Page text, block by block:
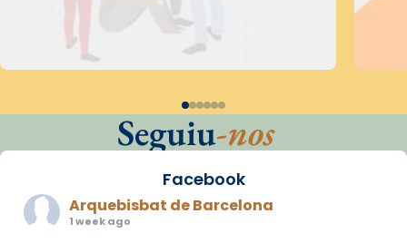
Seguiu-nos
Facebook
Arquebisbat de Barcelona
1 week ago